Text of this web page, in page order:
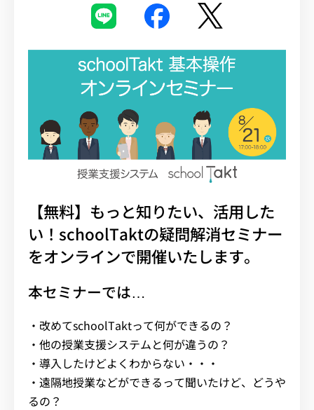
お知らせ
よくある質問
【無料】もっと知りたい、活用した
い！schoolTaktの疑問解消セミナー
をオンラインで開催いたします。
本セミナーでは…
・改めてschoolTaktって何ができるの？
・他の授業支援システムと何が違うの？
・導入したけどよくわからない・・・
・遠隔地授業などができるって聞いたけど、どうや
るの？